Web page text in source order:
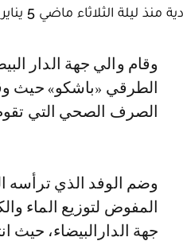
الثلاثاء ماضي 5 يناير 2021.
وقام والي جهة الدار البيضاء -سطات، وعامل عمالة الدارالبيضاء، بزيارة للتقاطع
الطرقي «باشكو» حيث
الصرف الصحي التي تقوم
وضم الوفد الذي ترأسه
المفوض لتوزيع الماء
جهة الدارالبيضاء،